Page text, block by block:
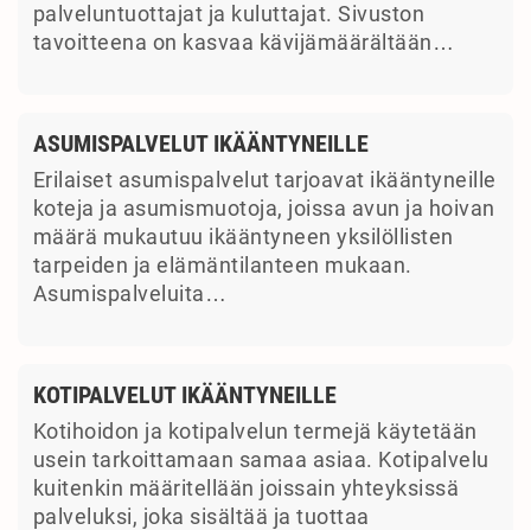
palveluntuottajat ja kuluttajat. Sivuston
tavoitteena on kasvaa kävijämäärältään…
ASUMISPALVELUT IKÄÄNTYNEILLE
Erilaiset asumispalvelut tarjoavat ikääntyneille
koteja ja asumismuotoja, joissa avun ja hoivan
määrä mukautuu ikääntyneen yksilöllisten
tarpeiden ja elämäntilanteen mukaan.
Asumispalveluita…
KOTIPALVELUT IKÄÄNTYNEILLE
Kotihoidon ja kotipalvelun termejä käytetään
usein tarkoittamaan samaa asiaa. Kotipalvelu
kuitenkin määritellään joissain yhteyksissä
palveluksi, joka sisältää ja tuottaa